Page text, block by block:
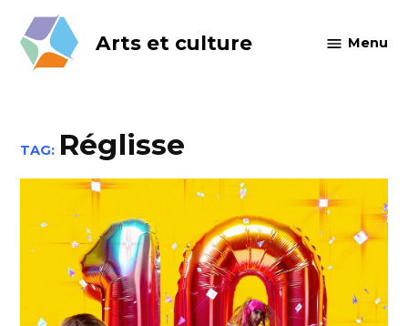
content
Arts et culture Menu
TAG: Réglisse